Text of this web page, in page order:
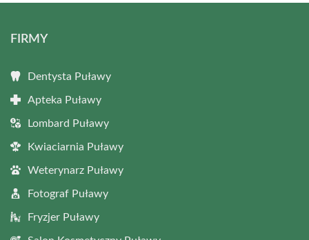
FIRMY
Dentysta Puławy
Apteka Puławy
Lombard Puławy
Kwiaciarnia Puławy
Weterynarz Puławy
Fotograf Puławy
Fryzjer Puławy